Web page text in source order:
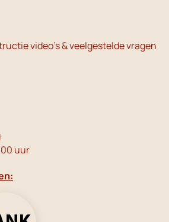
video's & veelgestelde vragen
uur